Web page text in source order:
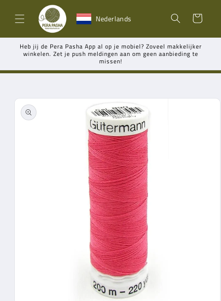
naar de
content Nederlands Winkelwagen
Heb jij de Pera Pasha App al op je mobiel? Zoveel makkelijker
winkelen. Zet je push meldingen aan om geen aanbieding te
missen!
direct naar